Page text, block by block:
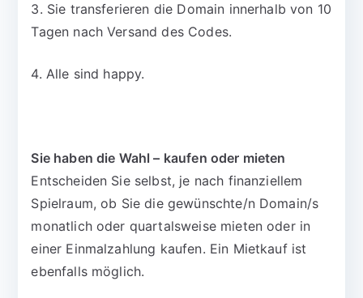
3. Sie transferieren die Domain innerhalb von 10
Tagen nach Versand des Codes.
4. Alle sind happy.
Sie haben die Wahl – kaufen oder mieten
Entscheiden Sie selbst, je nach finanziellem
Spielraum, ob Sie die gewünschte/n Domain/s
monatlich oder quartalsweise mieten oder in
einer Einmalzahlung kaufen. Ein Mietkauf ist
ebenfalls möglich.